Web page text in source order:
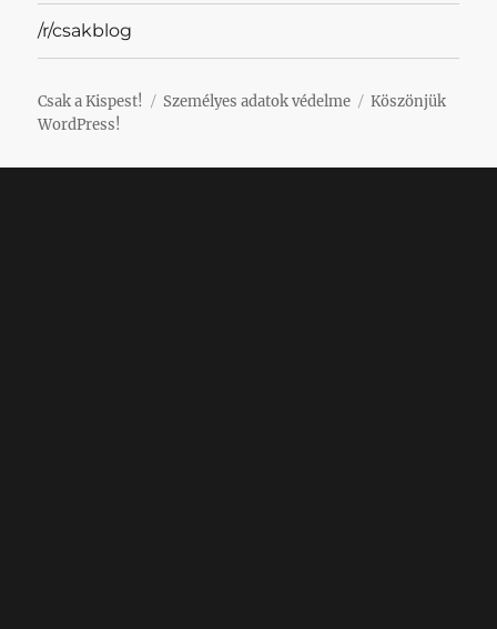
/r/csakblog
Csak a Kispest! Személyes adatok védelme
Köszönjük
WordPress!